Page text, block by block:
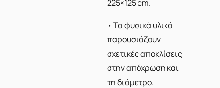
225×125 cm.
• Τα φυσικά υλικά
παρουσιάζουν
σχετικές αποκλίσεις
στην απόχρωση και
τη διάμετρο.